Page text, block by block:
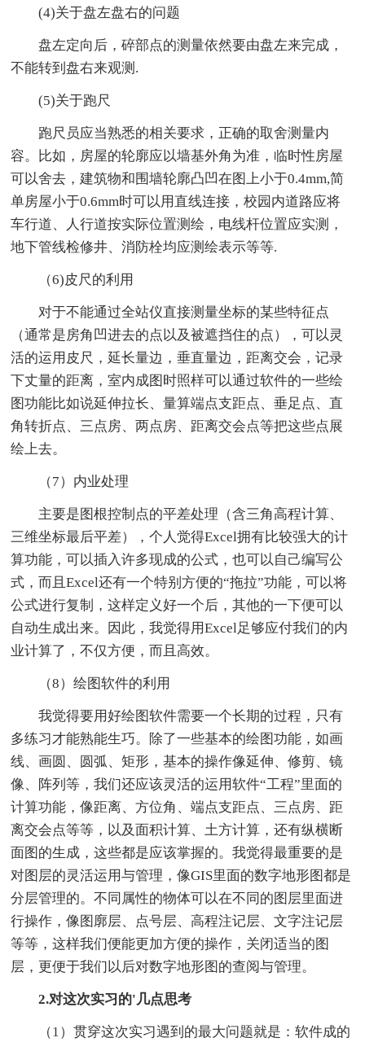
(4)关于盘左盘右的问题
盘左定向后，碎部点的测量依然要由盘左来完成，
不能转到盘右来观测.
(5)关于跑尺
跑尺员应当熟悉的相关要求，正确的取舍测量内
容。比如，房屋的轮廓应以墙基外角为准，临时性房屋
可以舍去，建筑物和围墙轮廓凸凹在图上小于0.4mm,简
单房屋小于0.6mm时可以用直线连接，校园内道路应将
车行道、人行道按实际位置测绘，电线杆位置应实测，
地下管线检修井、消防栓均应测绘表示等等.
（6)皮尺的利用
对于不能通过全站仪直接测量坐标的某些特征点
（通常是房角凹进去的点以及被遮挡住的点），可以灵
活的运用皮尺，延长量边，垂直量边，距离交会，记录
下丈量的距离，室内成图时照样可以通过软件的一些绘
图功能比如说延伸拉长、量算端点支距点、垂足点、直
角转折点、三点房、两点房、距离交会点等把这些点展
绘上去。
（7）内业处理
主要是图根控制点的平差处理（含三角高程计算、
三维坐标最后平差），个人觉得Excel拥有比较强大的计
算功能，可以插入许多现成的公式，也可以自己编写公
式，而且Excel还有一个特别方便的“拖拉”功能，可以将
公式进行复制，这样定义好一个后，其他的一下便可以
自动生成出来。因此，我觉得用Excel足够应付我们的内
业计算了，不仅方便，而且高效。
（8）绘图软件的利用
我觉得要用好绘图软件需要一个长期的过程，只有
多练习才能熟能生巧。除了一些基本的绘图功能，如画
线、画圆、圆弧、矩形，基本的操作像延伸、修剪、镜
像、阵列等，我们还应该灵活的运用软件“工程”里面的
计算功能，像距离、方位角、端点支距点、三点房、距
离交会点等等，以及面积计算、土方计算，还有纵横断
面图的生成，这些都是应该掌握的。我觉得最重要的是
对图层的灵活运用与管理，像GIS里面的数字地形图都是
分层管理的。不同属性的物体可以在不同的图层里面进
行操作，像图廓层、点号层、高程注记层、文字注记层
等等，这样我们便能更加方便的操作，关闭适当的图
层，更便于我们以后对数字地形图的查阅与管理。
2.对这次实习的'几点思考
（1）贯穿这次实习遇到的最大问题就是：软件成的